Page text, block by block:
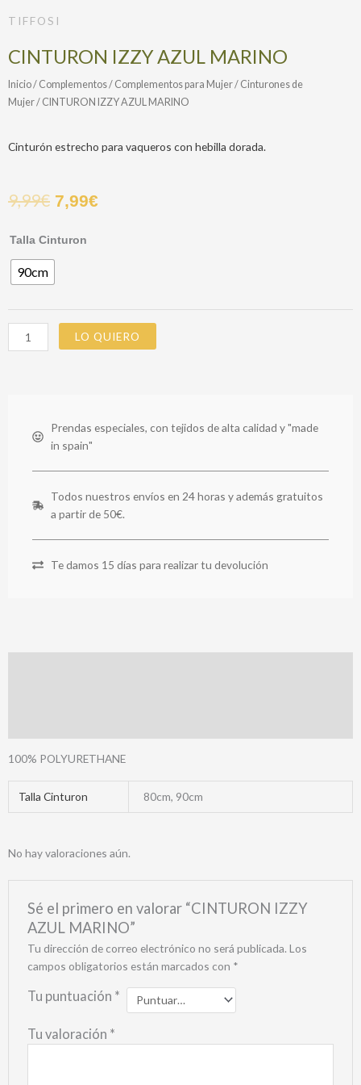
TIFFOSI
CINTURON IZZY AZUL MARINO
Inicio/ Complementos/ Complementos para Mujer/ Cinturones de
Mujer/ CINTURON IZZY AZUL MARINO
Cinturón estrecho para vaqueros con hebilla dorada.
9,99€ 7,99€
Talla Cinturon
90cm
CINTURON
AZUL
cantidad
LO QUIERO
Prendas especiales, con tejidos de alta calidad y "made
in spain"
Todos nuestros envíos en 24 horas y además gratuitos
a partir de 50€.
Te damos 15 días para realizar tu devolución
100% POLYURETHANE
Talla Cinturon 80cm, 90cm
No hay valoraciones aún.
Sé el primero en valorar “CINTURON IZZY
AZUL MARINO”
Tu dirección de correo electrónico no será publicada. Los
campos obligatorios están marcados con *
Tu puntuación *
Tu valoración *